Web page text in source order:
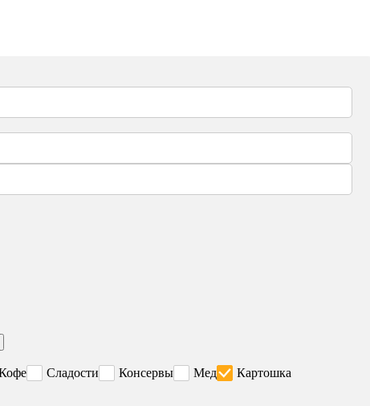
Сладости Консервы Мед
Картошка